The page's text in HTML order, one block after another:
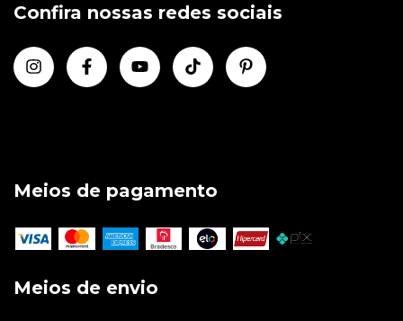
Confira nossas redes sociais
Meios de pagamento
Meios de envio